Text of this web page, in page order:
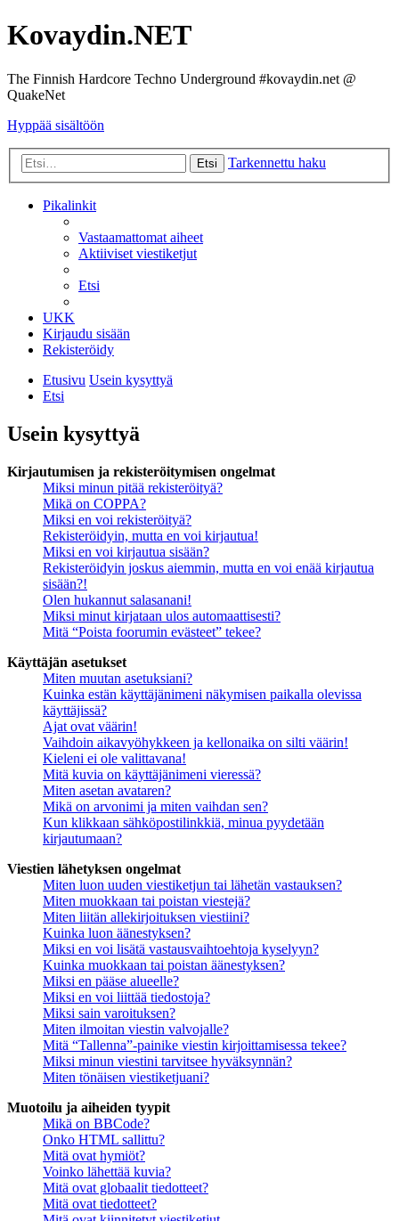
Kovaydin.NET
The Finnish Hardcore Techno Underground #kovaydin.net @
QuakeNet
Hyppää sisältöön
Etsi Tarkennettu haku
Pikalinkit
Vastaamattomat aiheet
Aktiiviset viestiketjut
Etsi
UKK
Kirjaudu sisään
Rekisteröidy
Etusivu Usein kysyttyä
Etsi
Usein kysyttyä
Kirjautumisen ja rekisteröitymisen ongelmat
Miksi minun pitää rekisteröityä?
Mikä on COPPA?
Miksi en voi rekisteröityä?
Rekisteröidyin, mutta en voi kirjautua!
Miksi en voi kirjautua sisään?
Rekisteröidyin joskus aiemmin, mutta en voi enää kirjautua
sisään?!
Olen hukannut salasanani!
Miksi minut kirjataan ulos automaattisesti?
Mitä “Poista foorumin evästeet” tekee?
Käyttäjän asetukset
Miten muutan asetuksiani?
Kuinka estän käyttäjänimeni näkymisen paikalla olevissa
käyttäjissä?
Ajat ovat väärin!
Vaihdoin aikavyöhykkeen ja kellonaika on silti väärin!
Kieleni ei ole valittavana!
Mitä kuvia on käyttäjänimeni vieressä?
Miten asetan avataren?
Mikä on arvonimi ja miten vaihdan sen?
Kun klikkaan sähköpostilinkkiä, minua pyydetään
kirjautumaan?
Viestien lähetyksen ongelmat
Miten luon uuden viestiketjun tai lähetän vastauksen?
Miten muokkaan tai poistan viestejä?
Miten liitän allekirjoituksen viestiini?
Kuinka luon äänestyksen?
Miksi en voi lisätä vastausvaihtoehtoja kyselyyn?
Kuinka muokkaan tai poistan äänestyksen?
Miksi en pääse alueelle?
Miksi en voi liittää tiedostoja?
Miksi sain varoituksen?
Miten ilmoitan viestin valvojalle?
Mitä “Tallenna”-painike viestin kirjoittamisessa tekee?
Miksi minun viestini tarvitsee hyväksynnän?
Miten tönäisen viestiketjuani?
Muotoilu ja aiheiden tyypit
Mikä on BBCode?
Onko HTML sallittu?
Mitä ovat hymiöt?
Voinko lähettää kuvia?
Mitä ovat globaalit tiedotteet?
Mitä ovat tiedotteet?